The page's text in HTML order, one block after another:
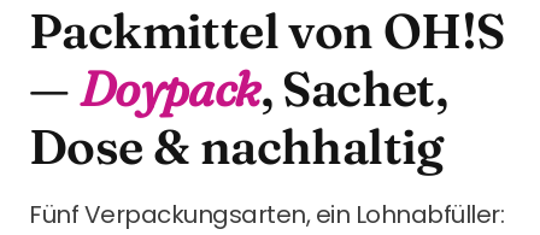
Packmittel von OH!S
—Doypack, Sachet,
Dose & nachhaltig
Fünf Verpackungsarten, ein Lohnabfüller: